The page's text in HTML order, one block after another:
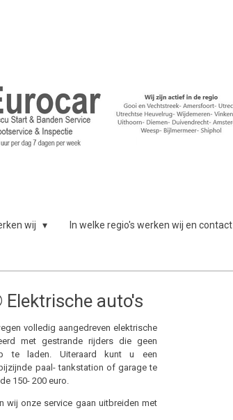
wij In welke regio's werken wij en contact
Elektrische auto's
volledig aangedreven elektrische
met gestrande rijders die geen
te laden. Uiteraard kunt u een
paal- tankstation of garage te
150- 200 euro.
wij onze service gaan uitbreiden met